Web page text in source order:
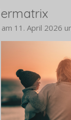
11. April 2026